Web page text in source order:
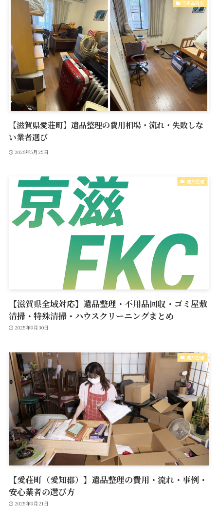
不用品回収
【滋賀県愛荘町】遺品整理の費用相場・流れ・失敗しな
い業者選び
2026年5月25日
遺品整理
【滋賀県全域対応】遺品整理・不用品回収・ゴミ屋敷
清掃・特殊清掃・ハウスクリーニングまとめ
2025年9月30日
遺品整理
【愛荘町（愛知郡）】遺品整理の費用・流れ・事例・
安心業者の選び方
2025年9月21日